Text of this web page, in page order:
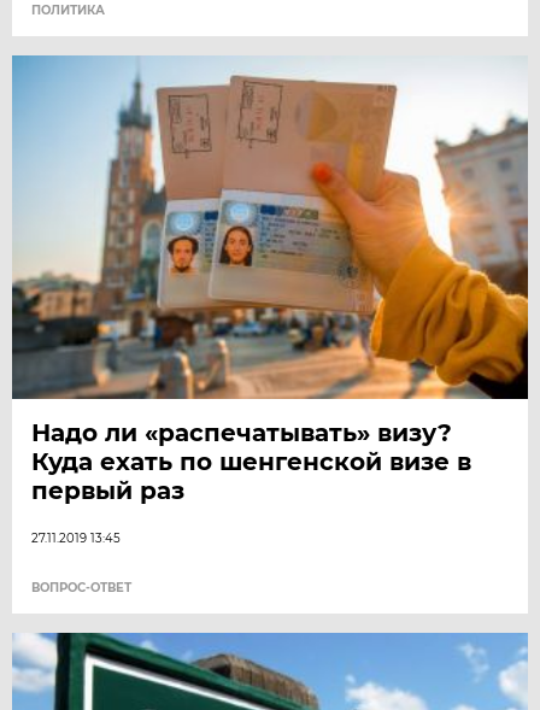
ПОЛИТИКА
Надо ли «распечатывать» визу?
Куда ехать по шенгенской визе в
первый раз
27.11.2019 13:45
ВОПРОС-ОТВЕТ